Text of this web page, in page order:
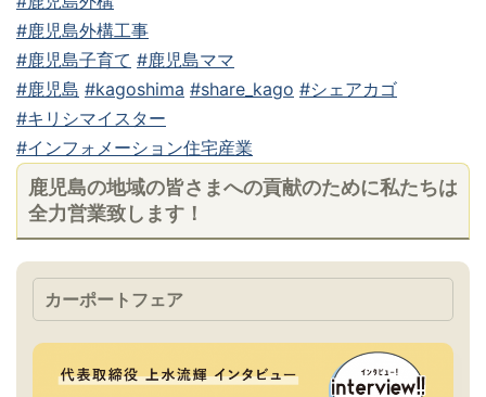
#鹿児島外構工事
#鹿児島子育て #鹿児島ママ
#鹿児島 #kagoshima #share_kago #シェアカゴ
#キリシマイスター
#インフォメーション住宅産業
鹿児島の地域の皆さまへの貢献のために私たちは
全力営業致します！
カーポートフェア